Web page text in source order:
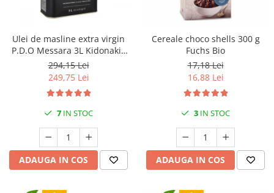
Ulei de masline extra virgin
P.D.O Messara 3L Kidonakis
Bio
294,15 Lei
249,75 Lei
7 IN STOC
ADAUGA IN COS
Cereale choco shells 300 g
Fuchs Bio
17,18 Lei
16,88 Lei
3 IN STOC
ADAUGA IN COS